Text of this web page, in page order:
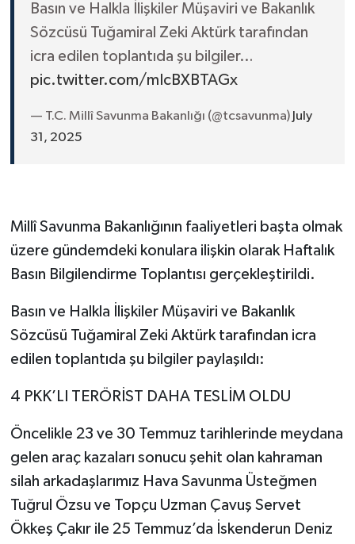
Basın ve Halkla İlişkiler Müşaviri ve Bakanlık
Sözcüsü Tuğamiral Zeki Aktürk tarafından
icra edilen toplantıda şu bilgiler…
pic.twitter.com/mIcBXBTAGx
— T.C. Millî Savunma Bakanlığı (@tcsavunma) July
31, 2025
Millî Savunma Bakanlığının faaliyetleri başta olmak
üzere gündemdeki konulara ilişkin olarak Haftalık
Basın Bilgilendirme Toplantısı gerçekleştirildi.
Basın ve Halkla İlişkiler Müşaviri ve Bakanlık
Sözcüsü Tuğamiral Zeki Aktürk tarafından icra
edilen toplantıda şu bilgiler paylaşıldı:
4 PKK’LI TERÖRİST DAHA TESLİM OLDU
Öncelikle 23 ve 30 Temmuz tarihlerinde meydana
gelen araç kazaları sonucu şehit olan kahraman
silah arkadaşlarımız Hava Savunma Üsteğmen
Tuğrul Özsu ve Topçu Uzman Çavuş Servet
Ökkeş Çakır ile 25 Temmuz’da İskenderun Deniz